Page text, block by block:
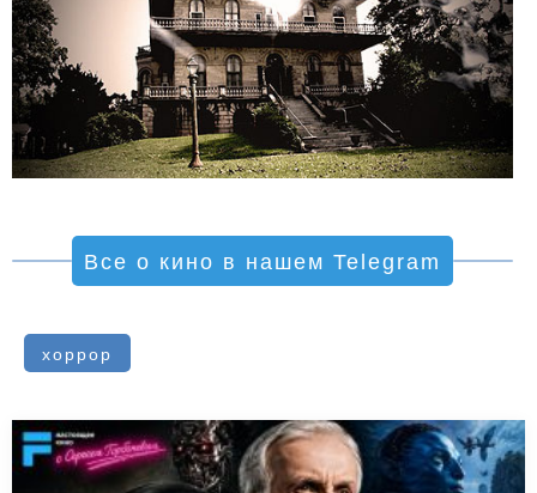
Все о кино в нашем Telegram
хоррор